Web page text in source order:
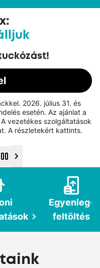
2026. július 31. és
esetén. Az ajánlat a
vezetékes szolgáltatások
A részletekért kattints.
Egyenleg­
feltöltés